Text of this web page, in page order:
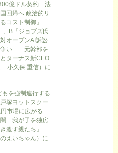
億ドル契約 法
回帰へ 政治的リ
コスト制御』
B『ジョブズ氏
オープンAI訴訟
争い 元幹部を
ターナス新CEO
小久保 重信）に
もを強制連行する
塚ヨットスクー
市場に広がる
闇…我が子を独房
渡す親たち』
えいちゃん）に